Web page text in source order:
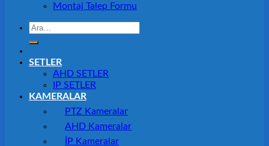
Montaj Talep Formu
Ara:
SETLER
AHD SETLER
IP SETLER
KAMERALAR
PTZ Kameralar
AHD Kameralar
İP Kameralar